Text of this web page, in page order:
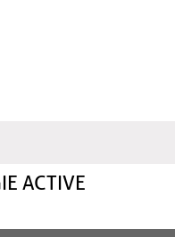
ACTIVE